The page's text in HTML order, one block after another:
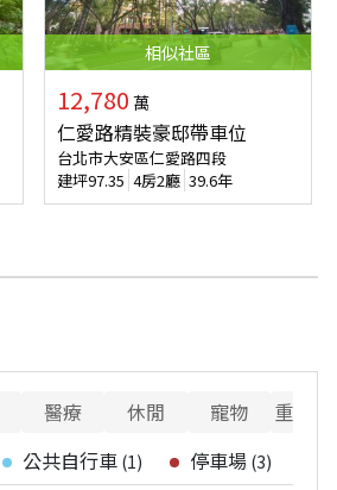
相似社區
12,780 萬
仁愛路精裝豪邸帶車位
台北市大安區仁愛路四段
建坪97.35 4房2廳 39.6年
醫療 休閒 寵物
重要設施
公共自行車 (1) 停車場 (3)